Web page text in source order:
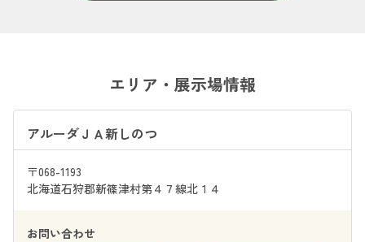
エリア・展示場情報
アルーダＪＡ新しのつ
〒068-1193
北海道石狩郡新篠津村第４７線北１４
お問い合わせ